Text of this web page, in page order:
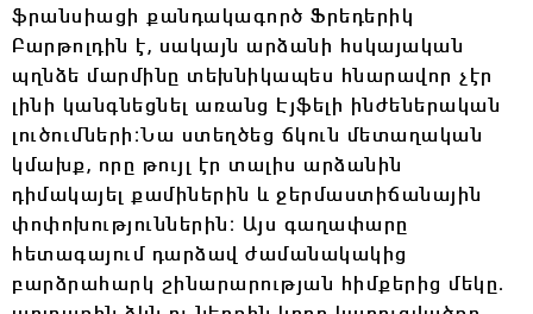
ֆրանսիացի քանդակագործ Ֆրեդերիկ
Բարթոլդին է, սակայն արձանի հսկայական
պղնձե մարմինը տեխնիկապես հնարավոր չէր
լինի կանգնեցնել առանց Էյֆելի ինժեներական
լուծումների։Նա ստեղծեց ճկուն մետաղական
կմախք, որը թույլ էր տալիս արձանին
դիմակայել քամիներին և ջերմաստիճանային
փոփոխություններին։ Այս գաղափարը
հետագայում դարձավ ժամանակակից
բարձրահարկ շինարարության հիմքերից մեկը․